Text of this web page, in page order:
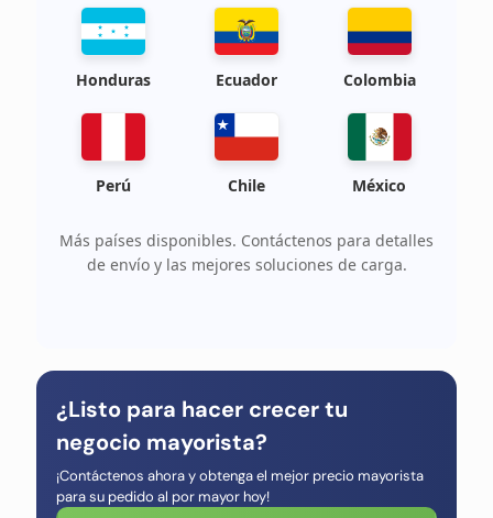
Honduras Ecuador Colombia
Perú Chile México
Más países disponibles. Contáctenos para detalles
de envío y las mejores soluciones de carga.
¿Listo para hacer crecer tu
negocio mayorista?
¡Contáctenos ahora y obtenga el mejor precio mayorista
para su pedido al por mayor hoy!